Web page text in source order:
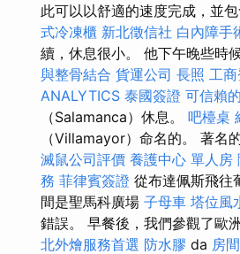
此可以以舒適的速度完成，並
式冷凍櫃 新北徵信社 白內障手
續，休息很小。 他下午晚些時
與整骨結合 貨運公司 長照 工
ANALYTICS 泰國簽證 可信賴
（Salamanca）休息。 吧檯桌
（Villamayor）命名的。 著名
滅鼠公司評價 養護中心 單人房
務 菲律賓簽證 從布達佩斯飛往
間是聖馬科廣場 子母車 塔位風
錯誤。 早餐後，我們參觀了歐
北外燴服務首選 防水膠 da 房